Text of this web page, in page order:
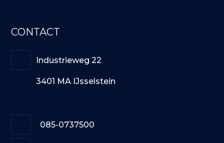
CONTACT
Industrieweg 22
3401 MA IJsselstein
085-0737500